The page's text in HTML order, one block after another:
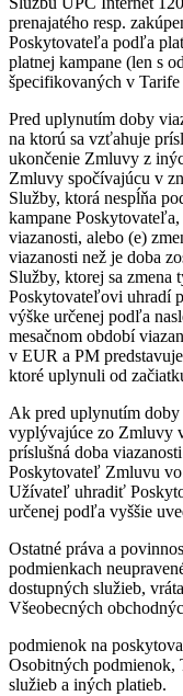
prenajatého resp.
Poskytovateľa podľa
platnej kampane (len s
špecifikovaných v
Pred uplynutím doby
na ktorú sa vzťahuje
ukončenie Zmluvy z
Zmluvy spočívajúcu v
Služby, ktorá nespĺňa
kampane
viazanosti, alebo (e)
viazanosti než je doba
Služby, ktorej sa
Poskytovateľovi uhradí
výške určenej podľa
mesačnom období
v EUR a PM
ktoré uplynuli od
Ak pred uplynutím
vyplývajúce zo Zmluvy
príslušná doba
Poskytovateľ Zmluvu
Užívateľ uhradiť
určenej podľa vyššie
Ostatné práva a
podmienkach
dostupných služieb,
Všeobecných
podmienok na
Osobitných podmienok,
služieb a iných platieb.